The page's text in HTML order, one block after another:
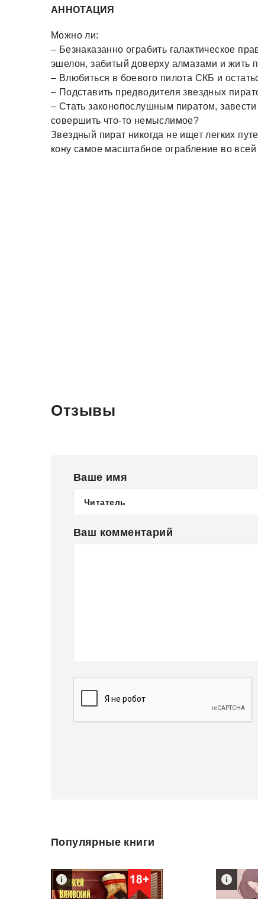
АННОТАЦИЯ
Можно ли:
– Безнаказанно ограбить галактическое
эшелон, забитый доверху алмазами и жить
– Влюбиться в боевого пилота СКБ и
– Подставить предводителя звездных
– Стать законопослушным пиратом,
совершить что-то немыслимое?
Звездный пират никогда не ищет легких
кону самое масштабное ограбление во всей
Отзывы
Ваше имя
Ваш комментарий
Популярные книги